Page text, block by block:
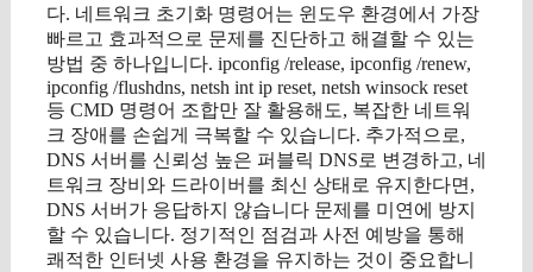
다. 네트워크 초기화 명령어는 윈도우 환경에서 가장
빠르고 효과적으로 문제를 진단하고 해결할 수 있는
방법 중 하나입니다. ipconfig /release, ipconfig /renew,
ipconfig /flushdns, netsh int ip reset, netsh winsock reset
등 CMD 명령어 조합만 잘 활용해도, 복잡한 네트워
크 장애를 손쉽게 극복할 수 있습니다. 추가적으로,
DNS 서버를 신뢰성 높은 퍼블릭 DNS로 변경하고, 네
트워크 장비와 드라이버를 최신 상태로 유지한다면,
DNS 서버가 응답하지 않습니다 문제를 미연에 방지
할 수 있습니다. 정기적인 점검과 사전 예방을 통해
쾌적한 인터넷 사용 환경을 유지하는 것이 중요합니